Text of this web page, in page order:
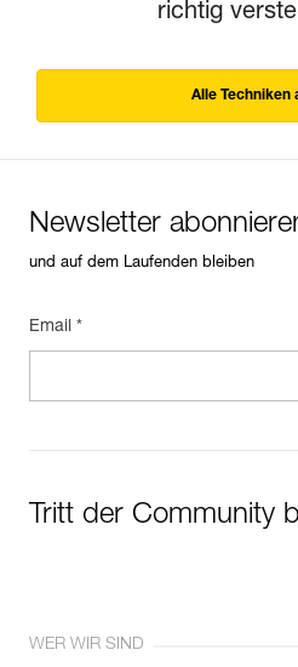
richtig
Alle Techniken
Newsletter
und auf dem Laufenden bleiben
Email *
Tritt der Community
WER WIR SIND